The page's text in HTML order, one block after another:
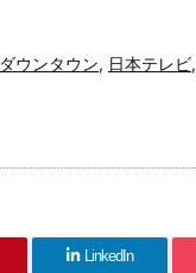
ダウンタウン, 日本テレビ,
LinkedIn